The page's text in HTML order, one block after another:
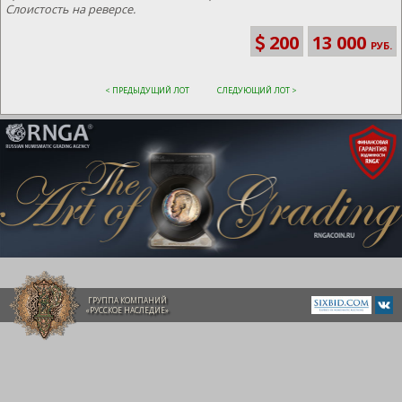
Cлоистость на реверсе.
200 13 000 РУБ.
< ПРЕДЫДУЩИЙ ЛОТ СЛЕДУЮЩИЙ ЛОТ >
ГРУППА КОМПАНИЙ
«РУССКОЕ НАСЛЕДИЕ»